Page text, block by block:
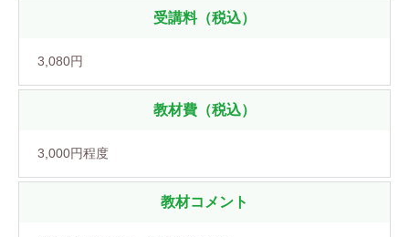
受講料（税込）
3,080円
教材費（税込）
3,000円程度
教材コメント